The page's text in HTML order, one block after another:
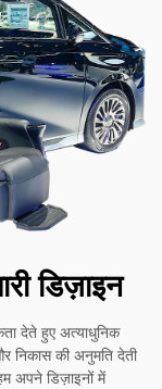
डिज़ाइन
देते हुए अत्याधुनिक
निकास की अनुमति देती
अपने डिज़ाइनों में